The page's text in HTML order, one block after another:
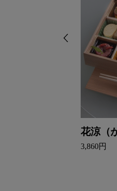
花涼（
3,860円